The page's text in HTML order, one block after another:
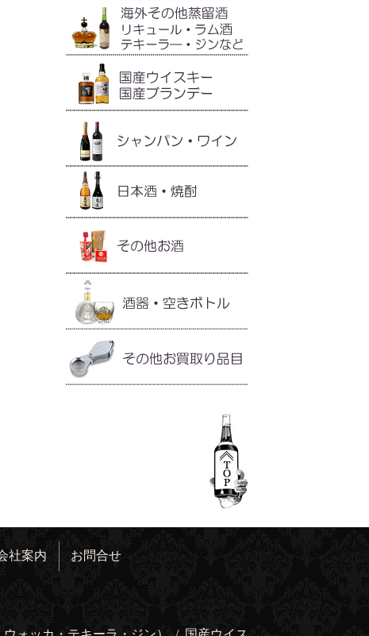
社案内 お問合せ